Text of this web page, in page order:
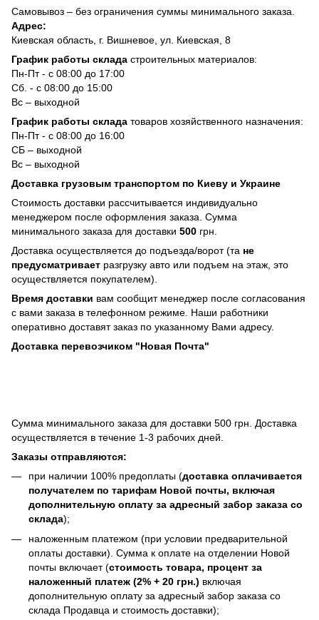
Самовывоз – без ограничения суммы минимального заказа.
Адрес:
Киевская область, г. Вишневое, ул. Киевская, 8
График работы склада строительных материалов:
Пн-Пт - с 08:00 до 17:00
Сб. - с 08:00 до 15:00
Вс – выходной
График работы склада товаров хозяйственного назначения:
Пн-Пт - с 08:00 до 16:00
СБ – выходной
Вс – выходной
Доставка грузовым транспортом по Киеву и Украине
Стоимость доставки рассчитывается индивидуально
менеджером после оформления заказа. Сумма
минимального заказа для доставки 500 грн.
Доставка осуществляется до подъезда/ворот (та не
предусматривает разгрузку авто или подъем на этаж, это
осуществляется покупателем).
Время доставки вам сообщит менеджер после согласования
с вами заказа в телефонном режиме. Наши работники
оперативно доставят заказ по указанному Вами адресу.
Доставка перевозчиком "Новая Почта"
Сумма минимального заказа для доставки 500 грн. Доставка
осуществляется в течение 1-3 рабочих дней.
Заказы отправляются:
при наличии 100% предоплаты (доставка оплачивается
получателем по тарифам Новой почты, включая
дополнительную оплату за адресный забор заказа со
склада);
наложенным платежом (при условии предварительной
оплаты доставки). Сумма к оплате на отделении Новой
почты включает (стоимость товара, процент за
наложенный платеж (2% + 20 грн.) включая
дополнительную оплату за адресный забор заказа со
склада Продавца и стоимость доставки);